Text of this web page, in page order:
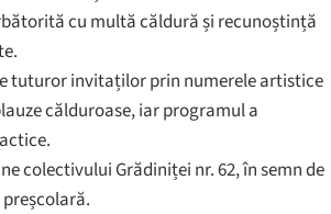
cu multă căldură și recunoștință
tuturor invitaților prin numerele artistice
călduroase, iar programul a
colectivului Grădiniței nr. 62, în semn de